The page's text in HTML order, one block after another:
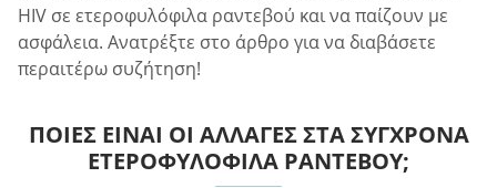
HIV σε ετεροφυλόφιλα ραντεβού και να παίζουν με
ασφάλεια. Ανατρέξτε στο άρθρο για να διαβάσετε
περαιτέρω συζήτηση!
ΠΟΙΕΣ ΕΊΝΑΙ ΟΙ ΑΛΛΑΓΈΣ ΣΤΑ ΣΎΓΧΡΟΝΑ
ΕΤΕΡΟΦΥΛΌΦΙΛΑ ΡΑΝΤΕΒΟΎ;